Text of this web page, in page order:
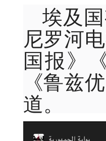
埃及
尼罗河
国报》
《鲁兹
道。